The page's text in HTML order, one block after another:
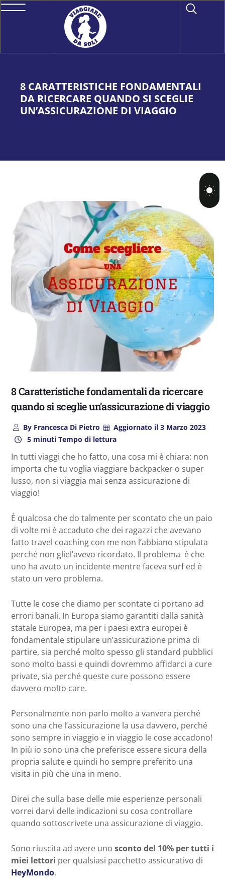
8 CARATTERISTICHE FONDAMENTALI
DA RICERCARE QUANDO SI SCEGLIE
UN’ASSICURAZIONE DI VIAGGIO
8 Caratteristiche fondamentali da ricercare
quando si sceglie un’assicurazione di viaggio
ByFrancesca Di Pietro Aggiornato il 3 Marzo 2023
5 minuti Tempo di lettura
In tutti viaggi che ho fatto, una cosa mi è chiara: non
importa che tu voglia viaggiare backpacker o super
lusso, non si viaggia mai senza assicurazione di
viaggio!
È qualcosa che do talmente per scontato che un paio
di volte mi è accaduto che dei ragazzi che avevano
fatto travel coaching con me non l’abbiano stipulata
perché non gliel’avevo ricordato. Il problema è che
uno ha avuto un incidente mentre faceva surf ed è
stato un vero problema.
Tutte le cose che diamo per scontate ci portano ad
errori banali. In Europa siamo garantiti dalla sanità
statale Europea, ma per i paesi extra europei è
fondamentale stipulare un’assicurazione prima di
partire, sia perché molto spesso gli standard pubblici
sono molto bassi e quindi dovremmo affidarci a cure
private, sia perché queste cure possono essere
davvero molto care.
Personalmente non parlo molto a vanvera perché
sono una che l’assicurazione la usa davvero, perché
sono sempre in viaggio e in viaggio le cose accadono!
In più io sono una che preferisce essere sicura della
propria salute e quindi ho sempre preferito una
visita in più che una in meno.
Direi che sulla base delle mie esperienze personali
vorrei darvi delle indicazioni su cosa controllare
quando sottoscrivete una assicurazione di viaggio.
Sono riuscita ad avere uno sconto del 10% per tutti i
miei lettori per qualsiasi pacchetto assicurativo di
HeyMondo.